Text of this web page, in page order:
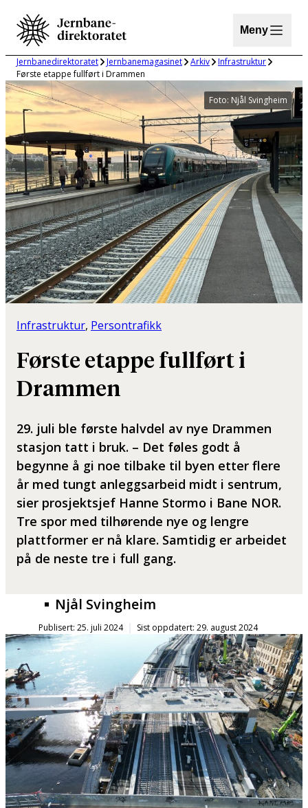
Hopp
innhold
Meny
Jernbanedirektoratet Jernbanemagasinet Arkiv
Infrastruktur
Første etappe fullført i Drammen
Infrastruktur, Persontrafikk
Første etappe fullført i
Drammen
29. juli ble første halvdel av nye Drammen
stasjon tatt i bruk. – Det føles godt å
begynne å gi noe tilbake til byen etter flere
år med tungt anleggsarbeid midt i sentrum,
sier prosjektsjef Hanne Stormo i Bane NOR.
Tre spor med tilhørende nye og lengre
plattformer er nå klare. Samtidig er arbeidet
på de neste tre i full gang.
Foto: Njål Svingheim
Njål Svingheim
Publisert: 25. juli 2024 Sist oppdatert: 29. august 2024